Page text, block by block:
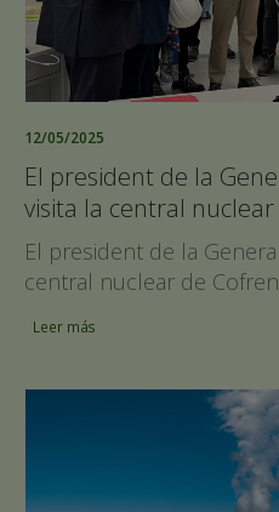
12/05/2025
El president de la
visita la central
El president de la
central nuclear de
Leer más